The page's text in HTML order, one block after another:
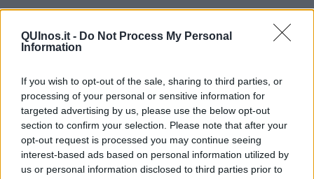
QUInos.it - Do Not Process My Personal
Information
If you wish to opt-out of the sale, sharing to third parties, or
processing of your personal or sensitive information for
targeted advertising by us, please use the below opt-out
section to confirm your selection. Please note that after your
opt-out request is processed you may continue seeing
interest-based ads based on personal information utilized by
us or personal information disclosed to third parties prior to
FIRENZE —Nuovi casi di positività al Covid sono stati accertati
nelle scuole toscane, dal capoluogo ai territori di confine con le
dagli asili ai licei. Le strutture di Igiene e Sanità Pubblica che
gestiscono queste situazioni insieme al personale scolastico ed ai
comuni interessati stanno effettuando le relative indagini
epidemiologiche, sui bambini e sul personale scolastico.
Un nuovo caso positivo è stato individuato al Liceo Pascoli di
Firenze ha messo in allarme alcuni genitori ma il dirigente
scolastico ha replicato loro spiegando di aver rispettato le direttive